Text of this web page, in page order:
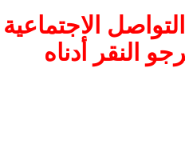
الاجتماعية
النقر أدناه